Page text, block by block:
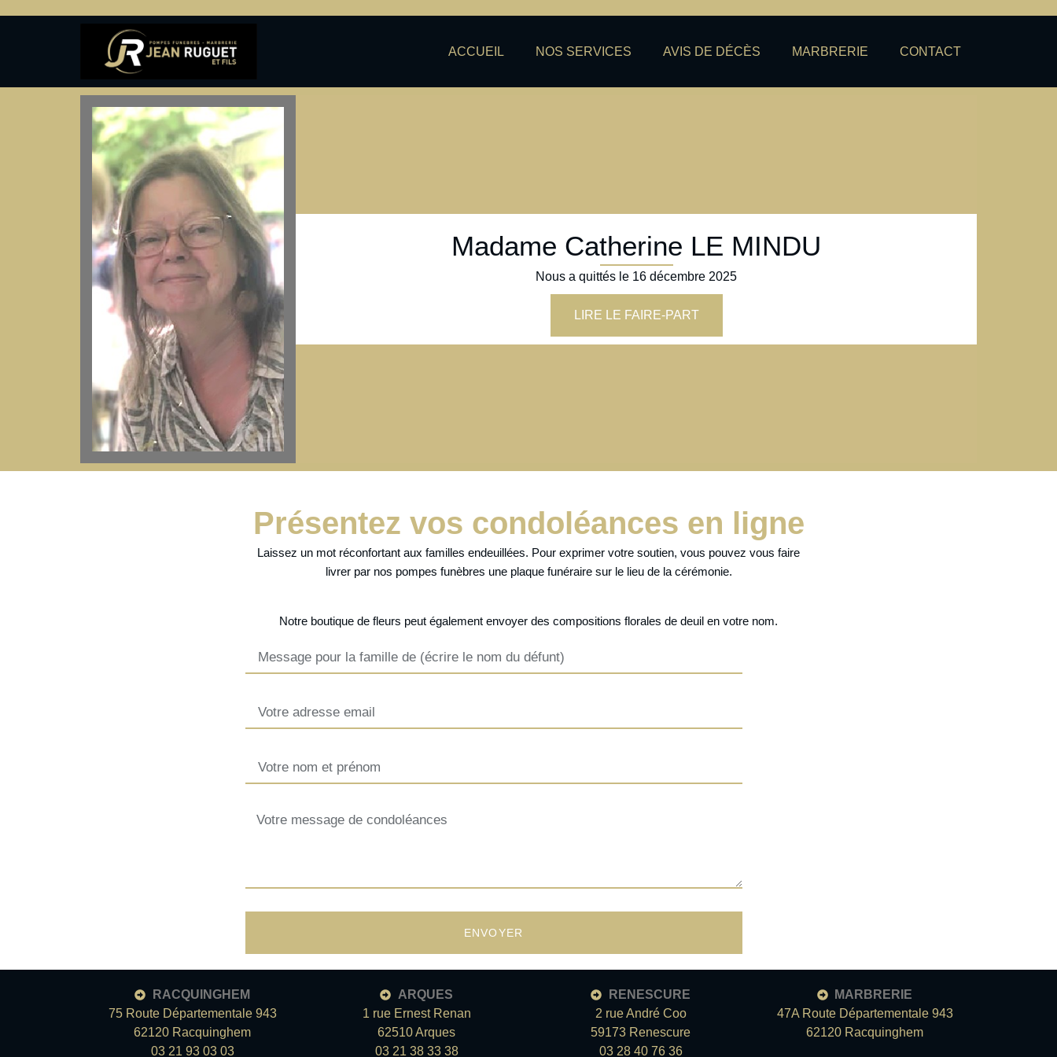
ACCUEIL NOS SERVICES AVIS DE DÉCÈS MARBRERIE CONTACT
Madame Catherine LE MINDU
Nous a quittés le 16 décembre 2025
LIRE LE FAIRE-PART
Présentez vos condoléances en ligne
Laissez un mot réconfortant aux familles endeuillées. Pour exprimer votre soutien, vous pouvez vous faire
livrer par nos pompes funèbres une plaque funéraire sur le lieu de la cérémonie.
Notre boutique de fleurs peut également envoyer des compositions florales de deuil en votre nom.
ENVOYER
RACQUINGHEM
75 Route Départementale 943
62120 Racquinghem
03 21 93 03 03
ARQUES
1 rue Ernest Renan
62510 Arques
03 21 38 33 38
RENESCURE
2 rue André Coo
59173 Renescure
03 28 40 76 36
MARBRERIE
47A Route Départementale 943
62120 Racquinghem